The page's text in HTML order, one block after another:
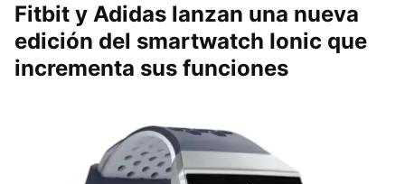
Fitbit y Adidas lanzan una nueva
edición del smartwatch Ionic que
incrementa sus funciones